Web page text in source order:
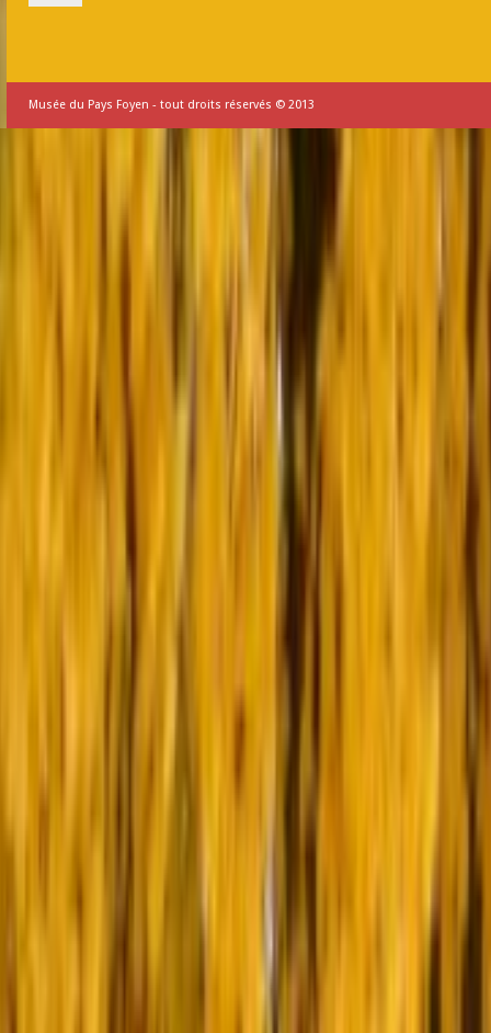
Musée du Pays Foyen - tout droits réservés © 2013